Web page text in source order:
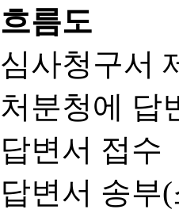
흐름도
심사청구서
처분청에 답
답변서 접수
답변서 송부